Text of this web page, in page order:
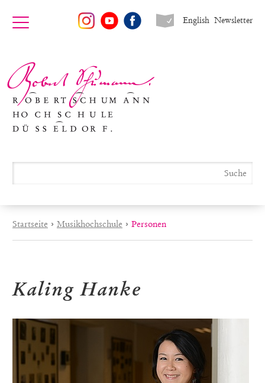
Newsletter
English
Startseite › Musikhochschule › Personen
Kaling Hanke